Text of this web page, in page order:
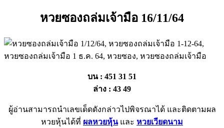
หวยซองถล่มเจ้ามือ 16/11/64
บน : 451 31 51
ล่าง : 43 49
ผู้อ่านสามารถนำเลขเด็ดดังกล่าวไปพิจรณาได้ และติดตามผล
หวยหุ้นได้ที่ ผลหวยหุ้นและ หวยเวียดนาม